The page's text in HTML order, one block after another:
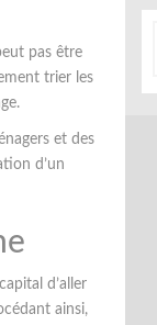
pas être
trier les
et des
d’un
d’aller
ainsi,